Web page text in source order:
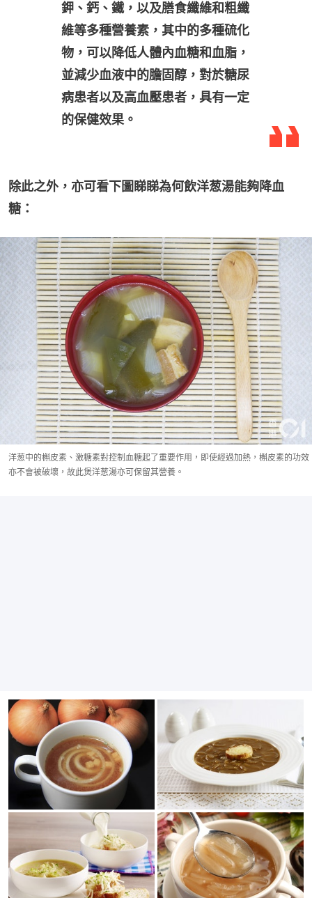
鉀、鈣、鐵，以及膳食纖維和粗纖
維等多種營養素，其中的多種硫化
物，可以降低人體內血糖和血脂，
並減少血液中的膽固醇，對於糖尿
病患者以及高血壓患者，具有一定
的保健效果。
除此之外，亦可看下圖睇睇為何飲洋葱湯能夠降血
糖：
洋葱中的槲皮素、激糖素對控制血糖起了重要作用，即使經過加熱，槲皮素的功效
亦不會被破壞，故此煲洋葱湯亦可保留其營養。